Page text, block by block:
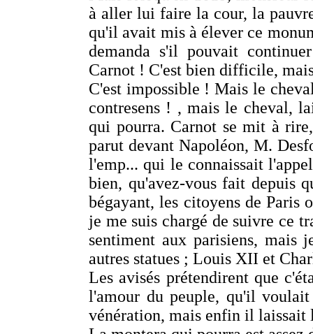
à aller lui faire la cour, la
qu'il avait mis à élever ce
demanda s'il pouvait
Carnot ! C'est bien difficile,
C'est impossible ! Mais le
contresens ! , mais le cheval,
qui pourra. Carnot se mit à
parut devant Napoléon, M.
l'emp... qui le connaissait
bien, qu'avez-vous fait depuis
bégayant, les citoyens de Paris
je me suis chargé de suivre ce
sentiment aux parisiens, mais
autres statues ; Louis XII et
Les avisés prétendirent que
l'amour du peuple, qu'il
vénération, mais enfin il laissait